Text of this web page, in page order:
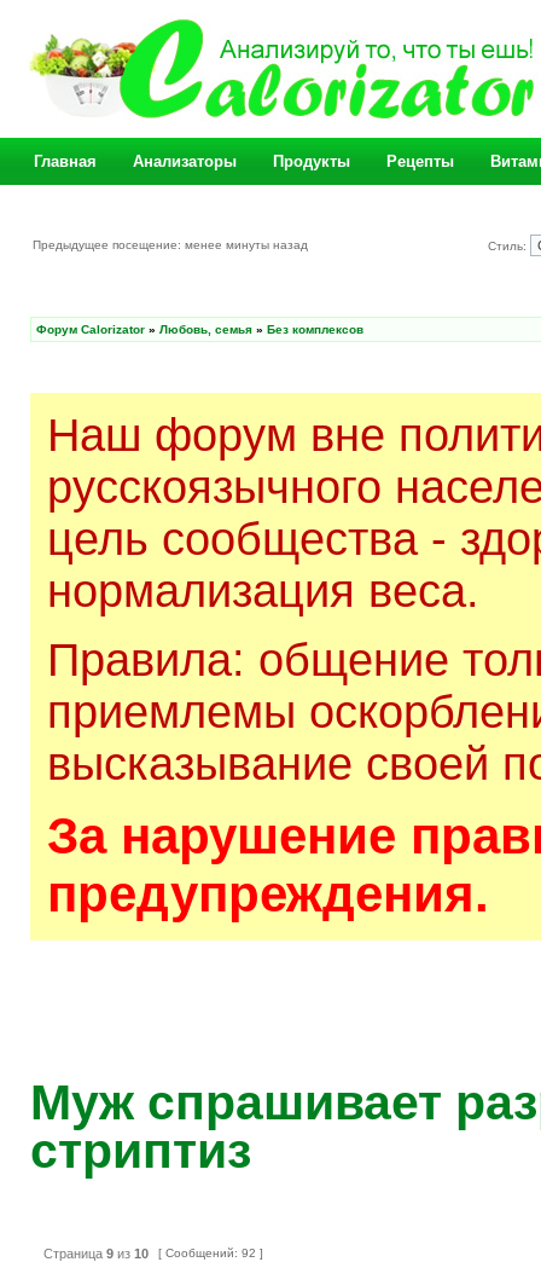
Главная Анализаторы Продукты Рецепты
Предыдущее посещение: менее минуты назад Стиль:
Форум Calorizator » Любовь, семья » Без комплексов
Наш форум вне
русскоязычного
цель сообщества -
нормализация веса.
Правила: общение
приемлемы
высказывание своей
За нарушение
предупреждения.
Муж спрашивает
стриптиз
Страница 9 из 10 [ Сообщений: 92 ]